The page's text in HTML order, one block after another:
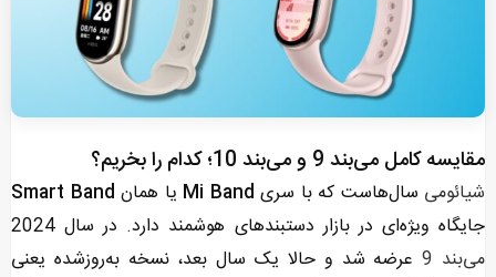
مقایسه کامل می‌بند 9 و می‌بند 10؛ کدام را بخریم؟
شیائومی سال‌هاست که با سری Mi Band یا همان Smart Band
جایگاه ویژه‌ای در بازار دستبندهای هوشمند دارد. در سال 2024
می‌بند 9
عرضه شد و حالا یک سال بعد، نسخه به‌روزشده یعنی